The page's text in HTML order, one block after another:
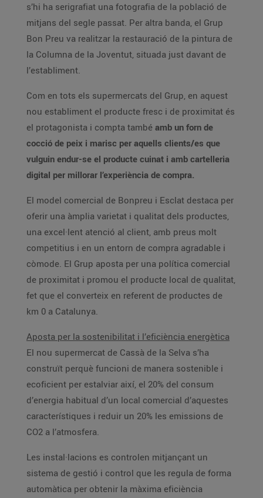
s’hi ha serigrafiat una fotografia de la població de
mitjans del segle passat. Per altra banda, el Grup
Bon Preu va realitzar la restauració de la pintura de
la Columna de la Joventut, situada just davant de
l’establiment.
Com en tots els supermercats del Grup, en aquest
nou establiment el producte fresc i de proximitat és
el protagonista i compta també amb un forn de
cocció de peix i marisc per aquells clients/es que
vulguin endur-se el producte cuinat i amb cartelleria
digital per millorar l’experiència de compra.
El model comercial de Bonpreu i Esclat destaca per
oferir una àmplia varietat i qualitat dels productes,
una excel·lent atenció al client, amb preus molt
competitius i en un entorn de compra agradable i
còmode. El Grup aposta per una política comercial
de proximitat i promou el producte local de qualitat,
fet que el converteix en referent de productes de
km 0 a Catalunya.
Aposta per la sostenibilitat i l’eficiència energètica
El nou supermercat de Cassà de la Selva s’ha
construït perquè funcioni de manera sostenible i
ecoficient per estalviar així, el 20% del consum
d’energia habitual d’un local comercial d’aquestes
característiques i reduir un 20% les emissions de
CO2 a l’atmosfera.
Les instal·lacions es controlen mitjançant un
sistema de gestió i control que les regula de forma
automàtica per obtenir la màxima eficiència